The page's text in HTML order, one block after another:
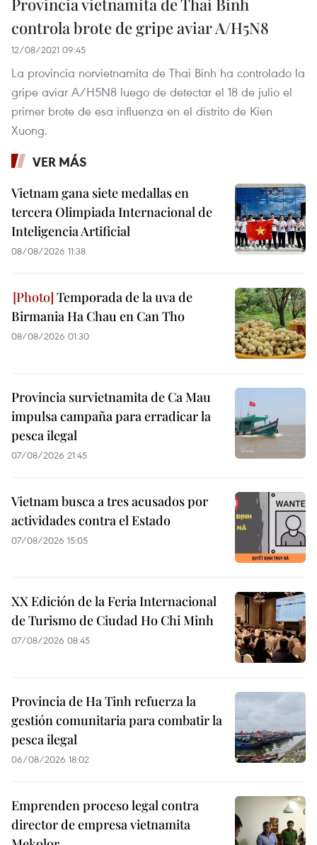
Provincia vietnamita de Thai Binh
controla brote de gripe aviar A/H5N8
12/08/2021 09:45
La provincia norvietnamita de Thai Binh ha controlado la
gripe aviar A/H5N8 luego de detectar el 18 de julio el
primer brote de esa influenza en el distrito de Kien
Xuong.
VER MÁS
Vietnam gana siete medallas en
tercera Olimpiada Internacional de
Inteligencia Artificial
08/08/2026 11:38
Temporada de la uva de
Birmania Ha Chau en Can Tho
08/08/2026 01:30
Provincia survietnamita de Ca Mau
impulsa campaña para erradicar la
pesca ilegal
07/08/2026 21:45
Vietnam busca a tres acusados por
actividades contra el Estado
07/08/2026 15:05
XX Edición de la Feria Internacional
de Turismo de Ciudad Ho Chi Minh
07/08/2026 08:45
Provincia de Ha Tinh refuerza la
gestión comunitaria para combatir la
pesca ilegal
06/08/2026 18:02
Emprenden proceso legal contra
director de empresa vietnamita